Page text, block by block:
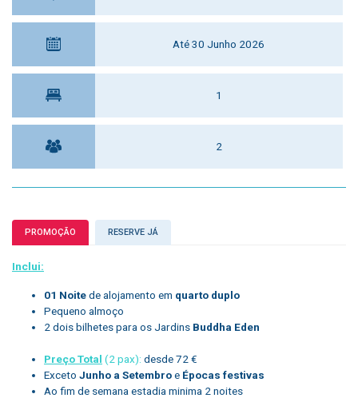
Até 30 Junho 2026
1
2
PROMOÇÃO RESERVE JÁ
Inclui:
01 Noitede alojamento em quarto duplo
Pequeno almoço
2 dois bilhetes para os Jardins Buddha Eden
Preço Total (2 pax): desde 72 €
Exceto Junho a Setembroe Épocas festivas
Ao fim de semana estadia minima 2 noites